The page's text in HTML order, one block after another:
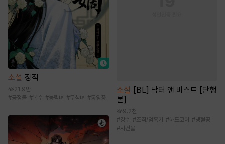
소설 장적
21.9만
#궁정물 #복수 #능력녀 #무심녀 #동양풍
소설 [BL] 닥터 앤 비스트 [단행
본]
9.2천
#강수 #조직/암흑가 #하드코어 #냉혈공
#사건물